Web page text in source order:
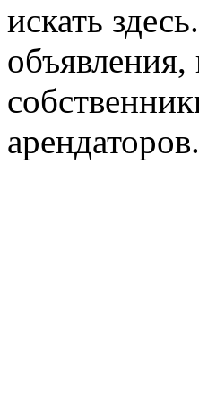
искать
арендаторов.